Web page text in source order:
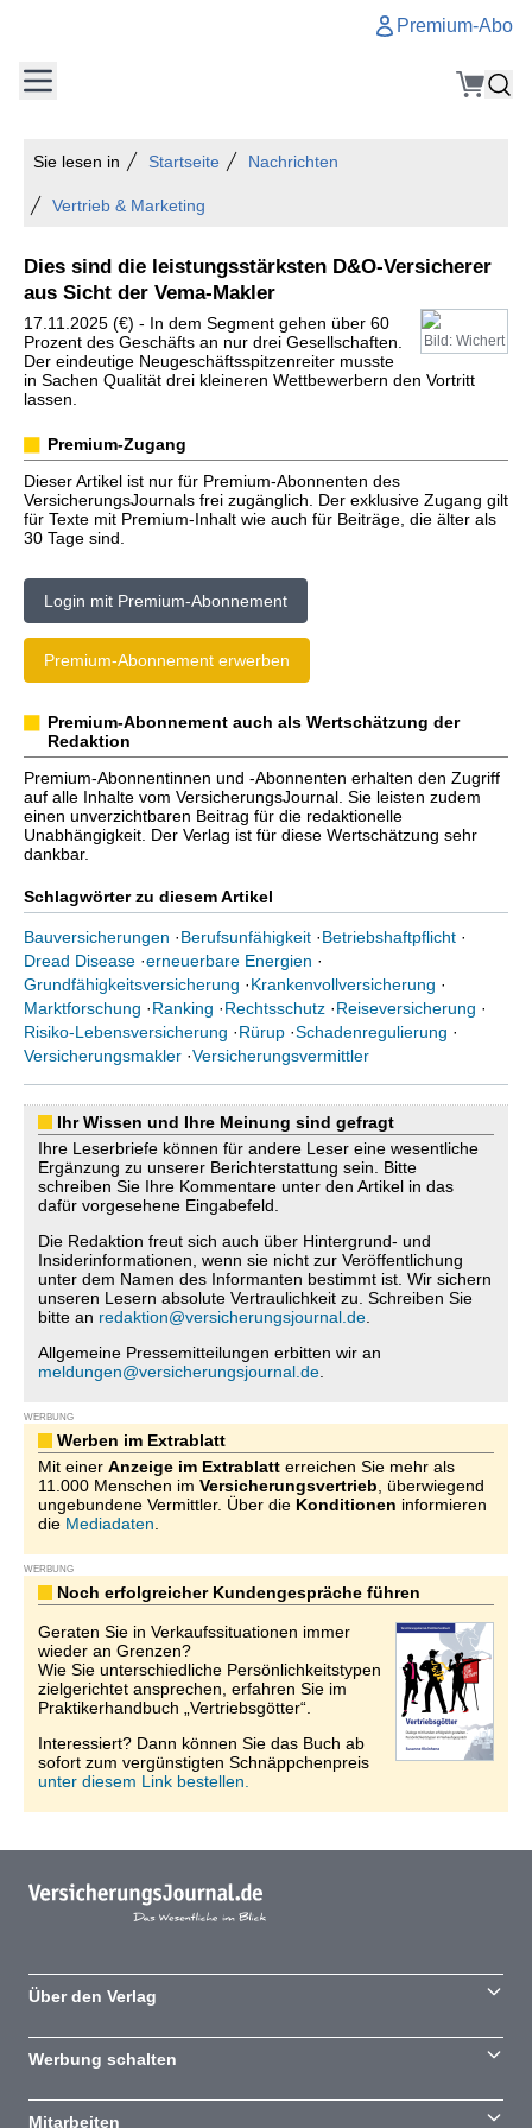
Premium-Abo
Sie lesen in Startseite Nachrichten
Vertrieb & Marketing
Dies sind die leistungsstärksten D&O-Versicherer
aus Sicht der Vema-Makler
Bild: Wichert
17.11.2025 (€) - In dem Segment gehen über 60
Prozent des Geschäfts an nur drei Gesellschaften.
Der eindeutige Neugeschäftsspitzenreiter musste
in Sachen Qualität drei kleineren Wettbewerbern den Vortritt
lassen.
Premium-Zugang
Dieser Artikel ist nur für Premium-Abonnenten des
VersicherungsJournals frei zugänglich. Der exklusive Zugang gilt
für Texte mit Premium-Inhalt wie auch für Beiträge, die älter als
30 Tage sind.
Login mit Premium-Abonnement
Premium-Abonnement erwerben
Premium-Abonnement auch als Wertschätzung der
Redaktion
Premium-Abonnentinnen und -Abonnenten erhalten den Zugriff
auf alle Inhalte vom VersicherungsJournal. Sie leisten zudem
einen unverzichtbaren Beitrag für die redaktionelle
Unabhängigkeit. Der Verlag ist für diese Wertschätzung sehr
dankbar.
Schlagwörter zu diesem Artikel
Bauversicherungen ·Berufsunfähigkeit ·Betriebshaftpflicht ·
Dread Disease ·erneuerbare Energien ·
Grundfähigkeitsversicherung ·Krankenvollversicherung ·
Marktforschung ·Ranking ·Rechtsschutz ·Reiseversicherung ·
Risiko-Lebensversicherung ·Rürup ·Schadenregulierung ·
Versicherungsmakler ·Versicherungsvermittler
Ihr Wissen und Ihre Meinung sind gefragt
Ihre Leserbriefe können für andere Leser eine wesentliche
Ergänzung zu unserer Berichterstattung sein. Bitte
schreiben Sie Ihre Kommentare unter den Artikel in das
dafür vorgesehene Eingabefeld.
Die Redaktion freut sich auch über Hintergrund- und
Insiderinformationen, wenn sie nicht zur Veröffentlichung
unter dem Namen des Informanten bestimmt ist. Wir sichern
unseren Lesern absolute Vertraulichkeit zu. Schreiben Sie
bitte an redaktion@versicherungsjournal.de
Allgemeine Pressemitteilungen erbitten wir an
meldungen@versicherungsjournal.de
WERBUNG
Werben im Extrablatt
Mit einer Anzeige im Extrablatt erreichen Sie mehr als
11.000 Menschen im Versicherungsvertrieb , überwiegend
ungebundene Vermittler. Über die Konditionen informieren
die Mediadaten
WERBUNG
Noch erfolgreicher Kundengespräche führen
Geraten Sie in Verkaufssituationen immer
wieder an Grenzen?
Wie Sie unterschiedliche Persönlichkeitstypen
zielgerichtet ansprechen, erfahren Sie im
Praktikerhandbuch „Vertriebsgötter“.
Interessiert? Dann können Sie das Buch ab
sofort zum vergünstigten Schnäppchenpreis
unter diesem Link bestellen.
Über den Verlag
Werbung schalten
Mitarbeiten